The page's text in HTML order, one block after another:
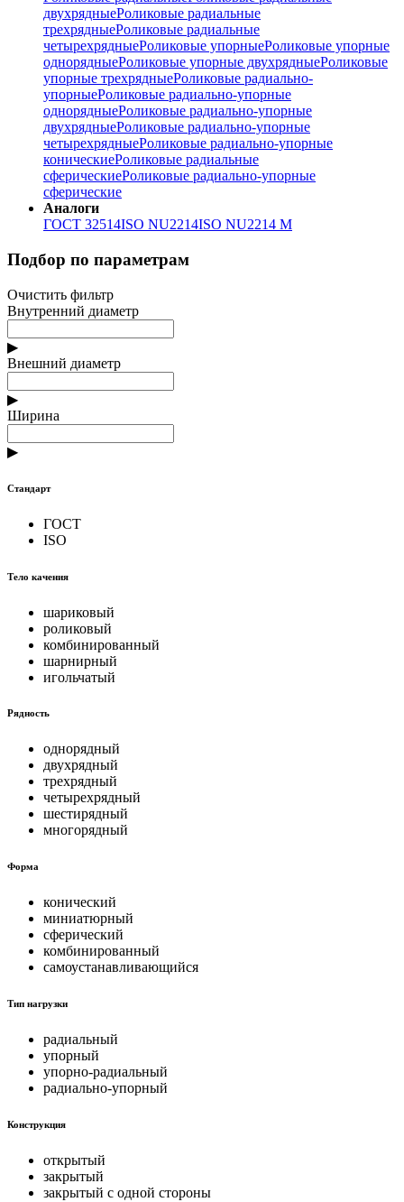
двухрядныеРоликовые радиальные
трехрядныеРоликовые радиальные
четырехрядныеРоликовые упорныеРоликовые упорные
однорядныеРоликовые упорные двухрядныеРоликовые
упорные трехрядныеРоликовые радиально-
упорныеРоликовые радиально-упорные
однорядныеРоликовые радиально-упорные
двухрядныеРоликовые радиально-упорные
четырехрядныеРоликовые радиально-упорные
коническиеРоликовые радиальные
сферическиеРоликовые радиально-упорные
сферические
Аналоги
ГОСТ 32514ISO NU2214ISO NU2214 M
Подбор по параметрам
Очистить фильтр
Внутренний диаметр
▶
Внешний диаметр
▶
Ширина
▶
Стандарт
ГОСТ
ISO
Тело качения
шариковый
роликовый
комбинированный
шарнирный
игольчатый
Рядность
однорядный
двухрядный
трехрядный
четырехрядный
шестирядный
многорядный
Форма
конический
миниатюрный
сферический
комбинированный
самоустанавливающийся
Тип нагрузки
радиальный
упорный
упорно-радиальный
радиально-упорный
Конструкция
открытый
закрытый
закрытый с одной стороны